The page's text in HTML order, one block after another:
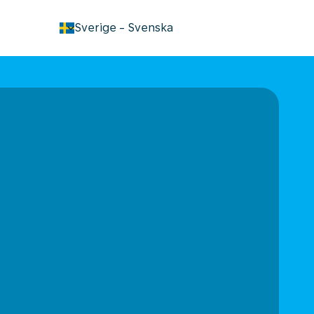
Sverige - Svenska
keyboard_arrow_down